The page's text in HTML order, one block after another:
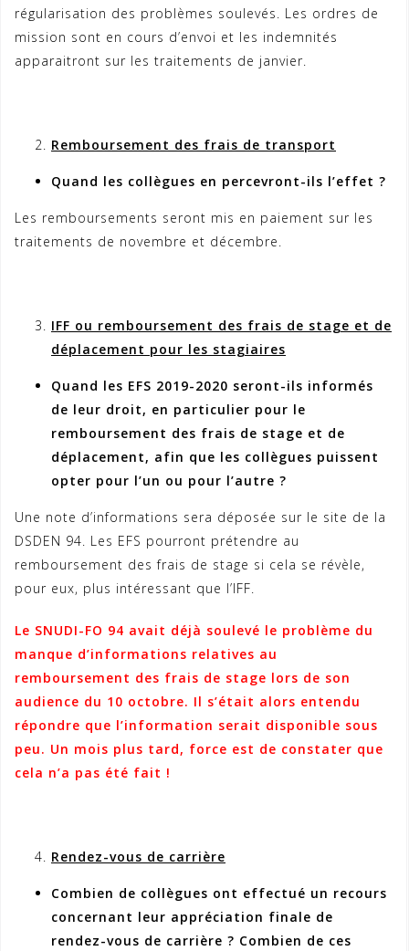
régularisation des problèmes soulevés. Les ordres de
mission sont en cours d’envoi et les indemnités
apparaitront sur les traitements de janvier.
Remboursement des frais de transport
Quand les collègues en percevront-ils l’effet ?
Les remboursements seront mis en paiement sur les
traitements de novembre et décembre.
IFF ou remboursement des frais de stage et de
déplacement pour les stagiaires
Quand les EFS 2019-2020 seront-ils informés
de leur droit, en particulier pour le
remboursement des frais de stage et de
déplacement, afin que les collègues puissent
opter pour l’un ou pour l’autre ?
Une note d’informations sera déposée sur le site de la
DSDEN 94. Les EFS pourront prétendre au
remboursement des frais de stage si cela se révèle,
pour eux, plus intéressant que l’IFF.
Le SNUDI-FO 94 avait déjà soulevé le problème du
manque d’informations relatives au
remboursement des frais de stage lors de son
audience du 10 octobre. Il s’était alors entendu
répondre que l’information serait disponible sous
peu. Un mois plus tard, force est de constater que
cela n’a pas été fait !
Rendez-vous de carrière
Combien de collègues ont effectué un recours
concernant leur appréciation finale de
rendez-vous de carrière ? Combien de ces